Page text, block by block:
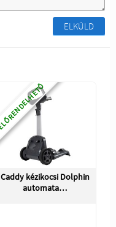
ELKÜLD
ELŐRENDELHETŐ
Caddy kézikocsi Dolphin
automata…